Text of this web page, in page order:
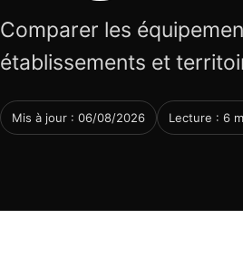
Comparer les
établissements et
Mis à jour : 06/08/2026 Lecture : 6